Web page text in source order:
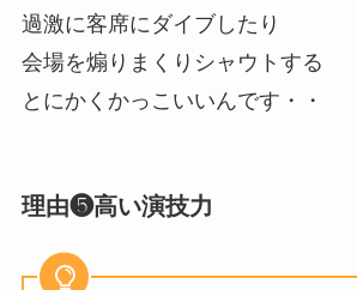
過激に客席にダイブしたり
会場を煽りまくりシャウトする
とにかくかっこいいんです・・
理由❺高い演技力